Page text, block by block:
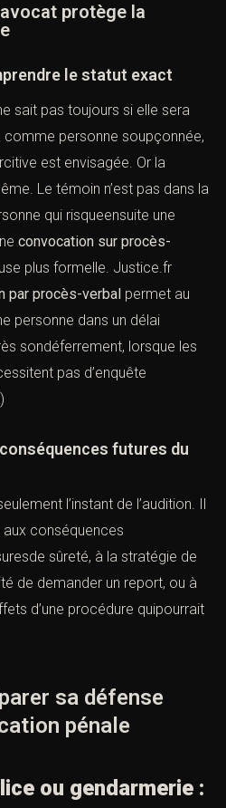
la présence de cet
mentionnée au
protège la
le statut exact
sait pas toujours si elle sera
comme personne
pluscoercitive est
n’est pas la même. Le
position qu’une
une
rappelleque la
un délai maximum de six
lorsque les faits sont
d’enquête complémentaire.
futures du
l’instant de l’audition.
, aux conséquences
sûreté, à la stratégie
effets d’une procédure